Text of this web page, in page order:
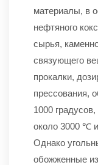
материалы, в
нефтяного
сырья,
связующего
прокалки,
прессования,
1000
около 3000 ℃
Однако
обожженные